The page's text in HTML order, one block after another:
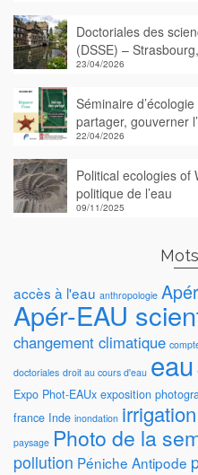
Doctoriales des
(DSSE) –
23/04/2026
Séminaire
partager, gouverner
22/04/2026
Political ecologies of
politique de l’eau
09/11/2025
accès à l'eau anthropologie
Apér-EAU
changement climatique
doctoriales droit au cours d'eau eau
Expo Phot-EAUx exposition
france Inde inondation irrigation
paysage Photo de la
pollution Péniche Antipode